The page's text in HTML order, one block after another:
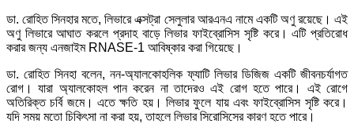
ডা. রোহিত সিনহার মতে, লিভারে এক্সট্রা সেলুলার আরএনএ নামে একটি অণু রয়েছে। এই
অণু লিভারে আঘাত করলে প্রদাহ বাড়ে লিভার ফাইব্রোসিস সৃষ্টি করে। এটি প্রতিরোধ
করার জন্য এনজাইম RNASE-1 আবিষ্কার করা গিয়েছে।
ডা. রোহিত সিনহা বলেন, নন-অ্যালকোহলিক ফ্যাটি লিভার ডিজিজ একটি জীবনচর্যাগত
রোগ। যারা অ্যালকোহল পান করেন না তাদেরও এই রোগ হতে পারে। এই রোগে
অতিরিক্ত চর্বি জমে। এতে ক্ষতি হয়। লিভার ফুলে যায় এবং ফাইব্রোসিস সৃষ্টি করে।
যদি সময় মতো চিকিৎসা না করা হয়, তাহলে লিভার সিরোসিসের কারণ হতে পারে।